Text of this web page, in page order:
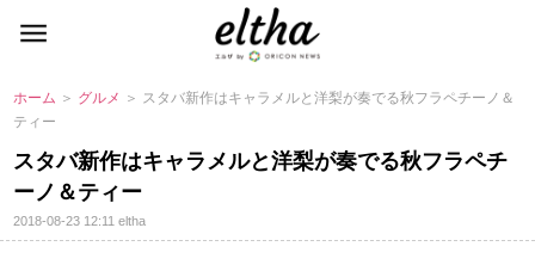
ホーム ＞ グルメ ＞ スタバ新作はキャラメルと洋梨が奏でる秋フラペチーノ＆
ティー
スタバ新作はキャラメルと洋梨が奏でる秋フラペチ
ーノ＆ティー
2018-08-23 12:11eltha